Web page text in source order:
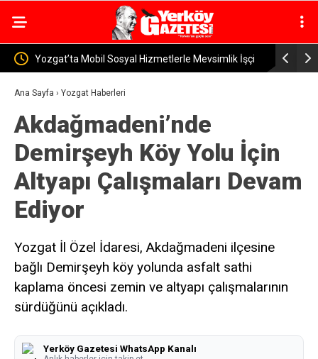
İşçi Yerköy İlçe Sağlık Müdürü Dr. Candaş Tan’dan
Emzirme Haftası Mesajı: “Bir Damla Anne Sütü, Bir
Ömür Sağlık”
Ana Sayfa › Yozgat Haberleri
Akdağmadeni’nde
Demirşeyh Köy Yolu İçin
Altyapı Çalışmaları Devam
Ediyor
Yozgat İl Özel İdaresi, Akdağmadeni ilçesine
bağlı Demirşeyh köy yolunda asfalt sathi
kaplama öncesi zemin ve altyapı çalışmalarının
sürdüğünü açıkladı.
Yerköy Gazetesi WhatsApp Kanalı